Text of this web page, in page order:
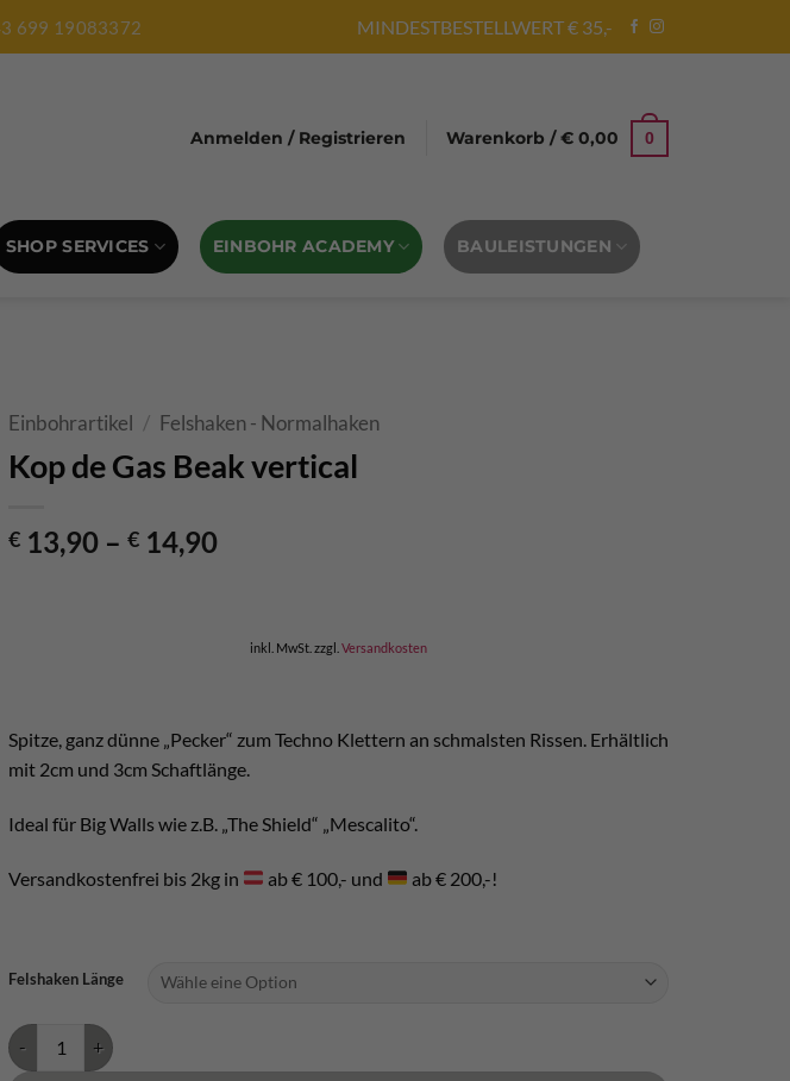
699 19083372 MINDESTBESTELLWERT € 35,-
Anmelden / Registrieren Warenkorb /€ 0,00 0
SHOP SERVICES EINBOHR ACADEMY BAULEISTUNGEN
Einbohrartikel / Felshaken - Normalhaken
Kop de Gas Beak vertical
€ 13,90 – € 14,90
inkl. MwSt. zzgl. Versandkosten
Spitze, ganz dünne „Pecker“ zum Techno Klettern an schmalsten Rissen. Erhältlich
mit 2cm und 3cm Schaftlänge.
Ideal für Big Walls wie z.B. „The Shield“ „Mescalito“.
Versandkostenfrei bis 2kg in ab € 100,- und ab € 200,-!
Felshaken Länge
Kop de Gas Beak vertical Menge